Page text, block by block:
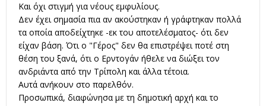
Και όχι στιγμή για νέους εμφυλίους.
Δεν έχει σημασία πια αν ακούστηκαν ή γράφτηκαν πολλά
τα οποία αποδείχτηκε -εκ του αποτελέσματος- ότι δεν
είχαν βάση. Ότι ο "Γέρος" δεν θα επιστρέψει ποτέ στη
θέση του ξανά, ότι ο Ερντογάν ήθελε να διώξει τον
ανδριάντα από την Τρίπολη και άλλα τέτοια.
Αυτά ανήκουν στο παρελθόν.
Προσωπικά, διαφώνησα με τη δημοτική αρχή και το